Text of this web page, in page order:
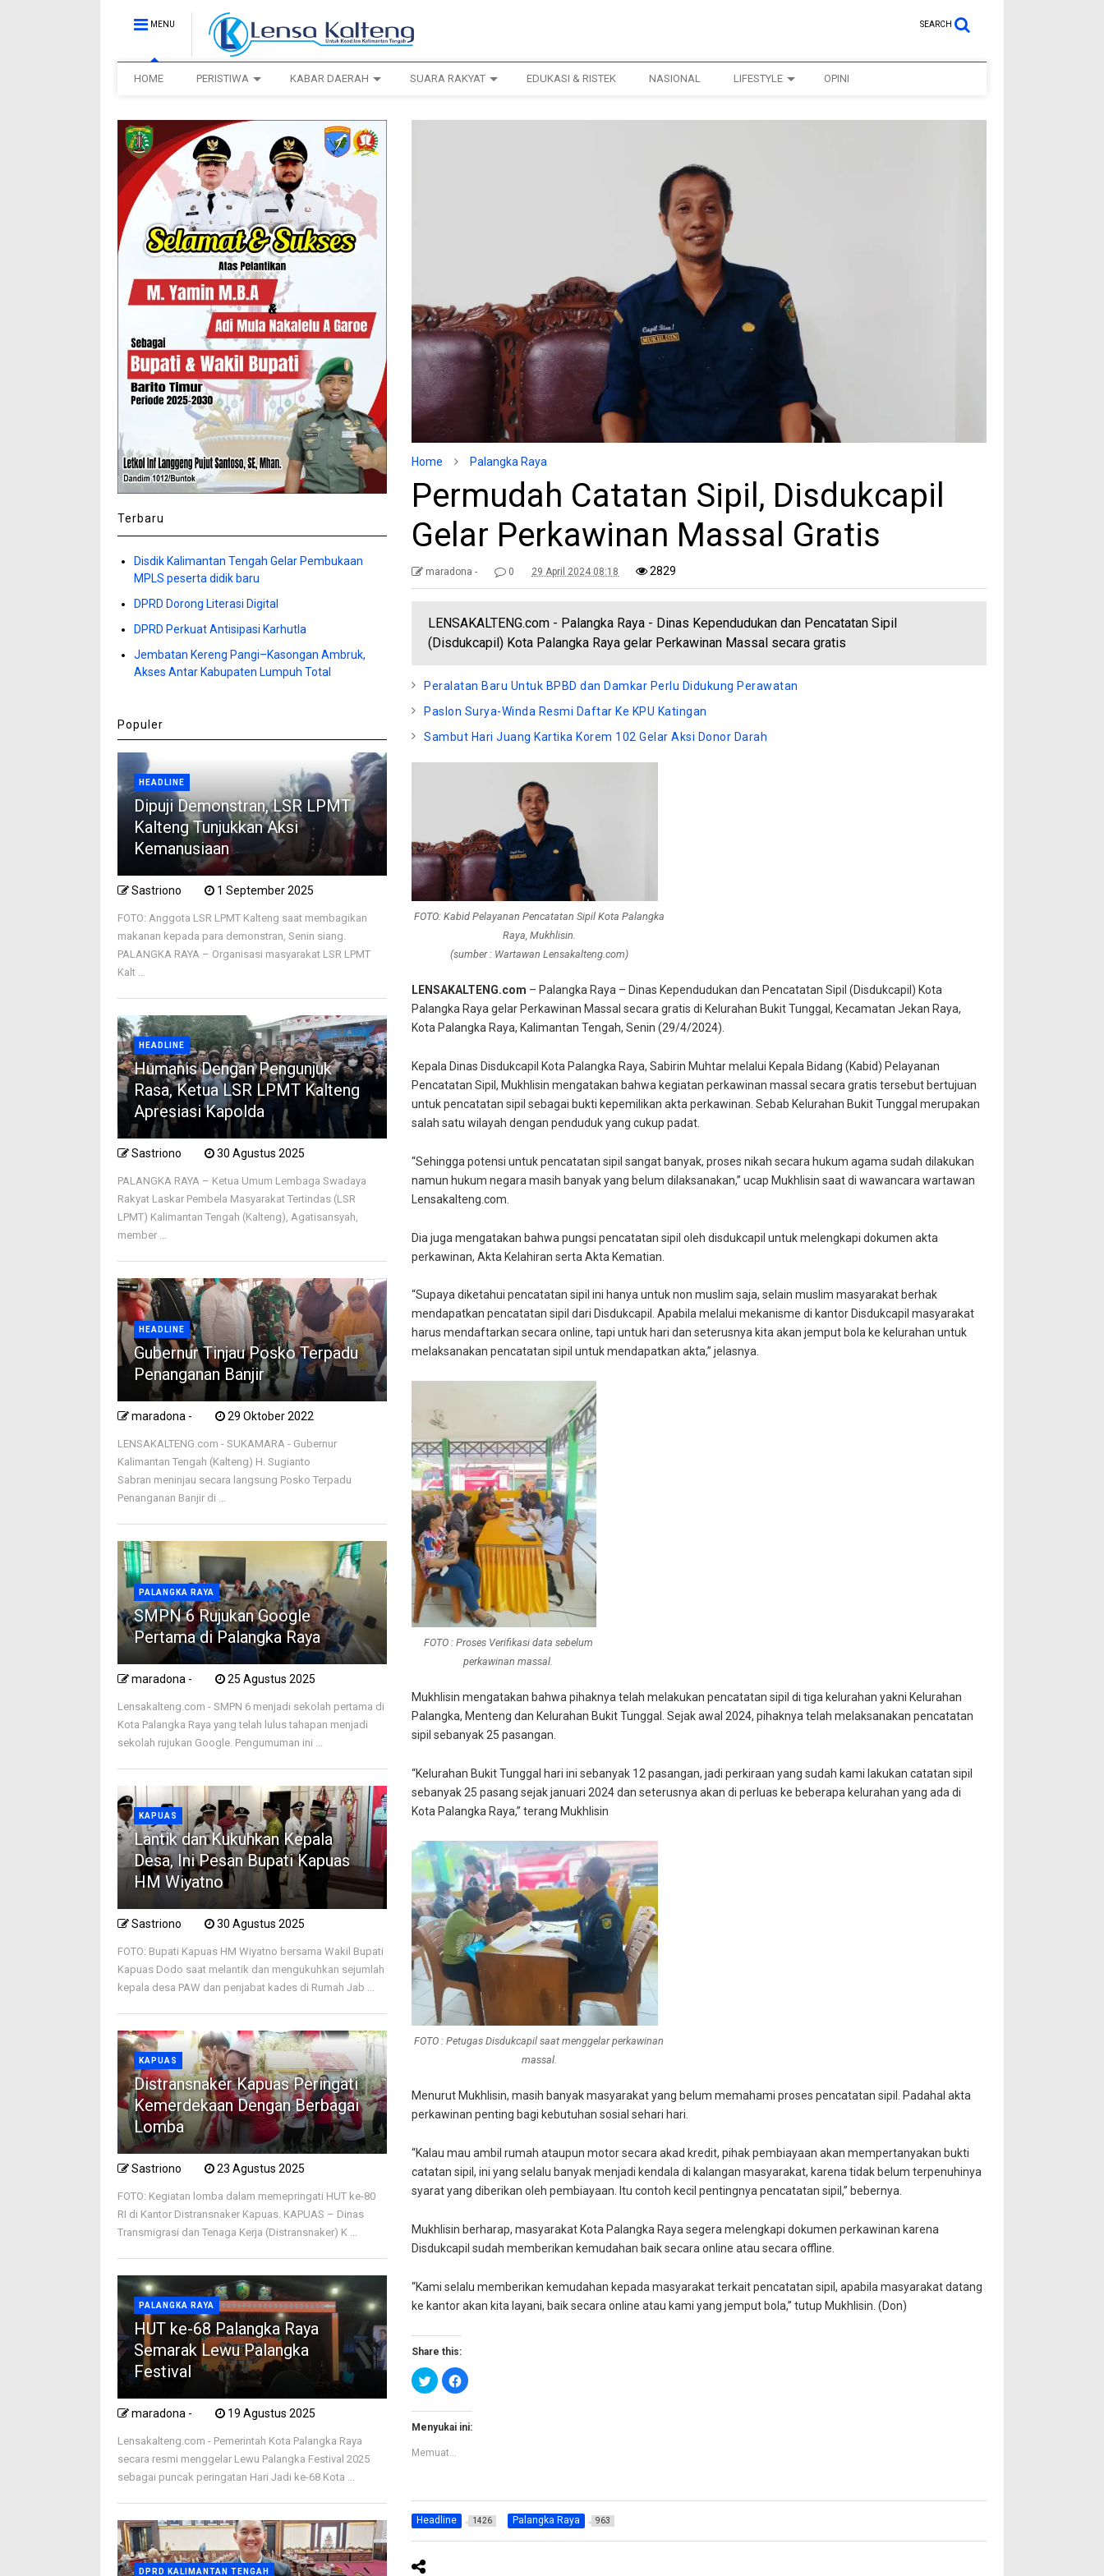
MENU SEARCH
HOME PERISTIWA KABAR DAERAH SUARA RAKYAT EDUKASI & RISTEK NASIONAL LIFESTYLE OPINI
Home Palangka Raya
Permudah Catatan Sipil, Disdukcapil
Gelar Perkawinan Massal Gratis
maradona - 0 29 April 2024 08:18 2829
LENSAKALTENG.com - Palangka Raya - Dinas Kependudukan dan Pencatatan Sipil
(Disdukcapil) Kota Palangka Raya gelar Perkawinan Massal secara gratis
Peralatan Baru Untuk BPBD dan Damkar Perlu Didukung Perawatan
Paslon Surya-Winda Resmi Daftar Ke KPU Katingan
Sambut Hari Juang Kartika Korem 102 Gelar Aksi Donor Darah
FOTO: Kabid Pelayanan Pencatatan Sipil Kota Palangka
Raya, Mukhlisin.
(sumber : Wartawan Lensakalteng.com)
LENSAKALTENG.com – Palangka Raya – Dinas Kependudukan dan Pencatatan Sipil (Disdukcapil) Kota
Palangka Raya gelar Perkawinan Massal secara gratis di Kelurahan Bukit Tunggal, Kecamatan Jekan Raya,
Kota Palangka Raya, Kalimantan Tengah, Senin (29/4/2024).
Kepala Dinas Disdukcapil Kota Palangka Raya, Sabirin Muhtar melalui Kepala Bidang (Kabid) Pelayanan
Pencatatan Sipil, Mukhlisin mengatakan bahwa kegiatan perkawinan massal secara gratis tersebut bertujuan
untuk pencatatan sipil sebagai bukti kepemilikan akta perkawinan. Sebab Kelurahan Bukit Tunggal merupakan
salah satu wilayah dengan penduduk yang cukup padat.
“Sehingga potensi untuk pencatatan sipil sangat banyak, proses nikah secara hukum agama sudah dilakukan
namun hukum negara masih banyak yang belum dilaksanakan,” ucap Mukhlisin saat di wawancara wartawan
Lensakalteng.com.
Dia juga mengatakan bahwa pungsi pencatatan sipil oleh disdukcapil untuk melengkapi dokumen akta
perkawinan, Akta Kelahiran serta Akta Kematian.
“Supaya diketahui pencatatan sipil ini hanya untuk non muslim saja, selain muslim masyarakat berhak
mendapatkan pencatatan sipil dari Disdukcapil. Apabila melalui mekanisme di kantor Disdukcapil masyarakat
harus mendaftarkan secara online, tapi untuk hari dan seterusnya kita akan jemput bola ke kelurahan untuk
melaksanakan pencatatan sipil untuk mendapatkan akta,” jelasnya.
FOTO : Proses Verifikasi data sebelum
perkawinan massal.
Mukhlisin mengatakan bahwa pihaknya telah melakukan pencatatan sipil di tiga kelurahan yakni Kelurahan
Palangka, Menteng dan Kelurahan Bukit Tunggal. Sejak awal 2024, pihaknya telah melaksanakan pencatatan
sipil sebanyak 25 pasangan.
“Kelurahan Bukit Tunggal hari ini sebanyak 12 pasangan, jadi perkiraan yang sudah kami lakukan catatan sipil
sebanyak 25 pasang sejak januari 2024 dan seterusnya akan di perluas ke beberapa kelurahan yang ada di
Kota Palangka Raya,” terang Mukhlisin
FOTO : Petugas Disdukcapil saat menggelar perkawinan
massal.
Menurut Mukhlisin, masih banyak masyarakat yang belum memahami proses pencatatan sipil. Padahal akta
perkawinan penting bagi kebutuhan sosial sehari hari.
“Kalau mau ambil rumah ataupun motor secara akad kredit, pihak pembiayaan akan mempertanyakan bukti
catatan sipil, ini yang selalu banyak menjadi kendala di kalangan masyarakat, karena tidak belum terpenuhinya
syarat yang diberikan oleh pembiayaan. Itu contoh kecil pentingnya pencatatan sipil,” bebernya.
Mukhlisin berharap, masyarakat Kota Palangka Raya segera melengkapi dokumen perkawinan karena
Disdukcapil sudah memberikan kemudahan baik secara online atau secara offline.
“Kami selalu memberikan kemudahan kepada masyarakat terkait pencatatan sipil, apabila masyarakat datang
ke kantor akan kita layani, baik secara online atau kami yang jemput bola,” tutup Mukhlisin. (Don)
Share this:
K
l
n
t
k
a
g
i
a
K
l
n
a
g
a
Menyukai ini:
Memuat...
Headline 1426 Palangka Raya 963
Terbaru
Disdik Kalimantan Tengah Gelar Pembukaan
MPLS peserta didik baru
DPRD Dorong Literasi Digital
DPRD Perkuat Antisipasi Karhutla
Jembatan Kereng Pangi–Kasongan Ambruk,
Akses Antar Kabupaten Lumpuh Total
Populer
HEADLINE
Dipuji Demonstran, LSR LPMT
Kalteng Tunjukkan Aksi
Kemanusiaan
Sastriono 1 September 2025
FOTO: Anggota LSR LPMT Kalteng saat membagikan
makanan kepada para demonstran, Senin siang.
PALANGKA RAYA – Organisasi masyarakat LSR LPMT
Kalt ...
HEADLINE
Humanis Dengan Pengunjuk
Rasa, Ketua LSR LPMT Kalteng
Apresiasi Kapolda
Sastriono 30 Agustus 2025
PALANGKA RAYA – Ketua Umum Lembaga Swadaya
Rakyat Laskar Pembela Masyarakat Tertindas (LSR
LPMT) Kalimantan Tengah (Kalteng), Agatisansyah,
member ...
HEADLINE
Gubernur Tinjau Posko Terpadu
Penanganan Banjir
maradona - 29 Oktober 2022
LENSAKALTENG.com - SUKAMARA - Gubernur
Kalimantan Tengah (Kalteng) H. Sugianto
Sabran meninjau secara langsung Posko Terpadu
Penanganan Banjir di ...
PALANGKA RAYA
SMPN 6 Rujukan Google
Pertama di Palangka Raya
maradona - 25 Agustus 2025
Lensakalteng.com - SMPN 6 menjadi sekolah pertama di
Kota Palangka Raya yang telah lulus tahapan menjadi
sekolah rujukan Google. Pengumuman ini ...
KAPUAS
Lantik dan Kukuhkan Kepala
Desa, Ini Pesan Bupati Kapuas
HM Wiyatno
Sastriono 30 Agustus 2025
FOTO: Bupati Kapuas HM Wiyatno bersama Wakil Bupati
Kapuas Dodo saat melantik dan mengukuhkan sejumlah
kepala desa PAW dan penjabat kades di Rumah Jab ...
KAPUAS
Distransnaker Kapuas Peringati
Kemerdekaan Dengan Berbagai
Lomba
Sastriono 23 Agustus 2025
FOTO: Kegiatan lomba dalam memepringati HUT ke-80
RI di Kantor Distransnaker Kapuas. KAPUAS – Dinas
Transmigrasi dan Tenaga Kerja (Distransnaker) K ...
PALANGKA RAYA
HUT ke-68 Palangka Raya
Semarak Lewu Palangka
Festival
maradona - 19 Agustus 2025
Lensakalteng.com - Pemerintah Kota Palangka Raya
secara resmi menggelar Lewu Palangka Festival 2025
sebagai puncak peringatan Hari Jadi ke-68 Kota ...
DPRD KALIMANTAN TENGAH